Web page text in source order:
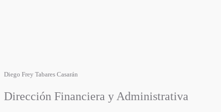
Diego Frey Tabares Casarán
Dirección Financiera y Administrativa